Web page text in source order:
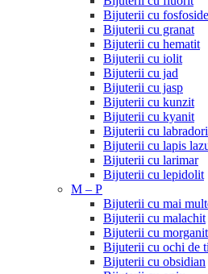
Bijuterii cu
Bijuterii cu granat
Bijuterii cu hematit
Bijuterii cu iolit
Bijuterii cu jad
Bijuterii cu jasp
Bijuterii cu kunzit
Bijuterii cu kyanit
Bijuterii cu
Bijuterii cu lapis
Bijuterii cu larimar
Bijuterii cu lepidolit
M – P
Bijuterii cu mai
Bijuterii cu malachit
Bijuterii cu morganit
Bijuterii cu ochi de
Bijuterii cu obsidian